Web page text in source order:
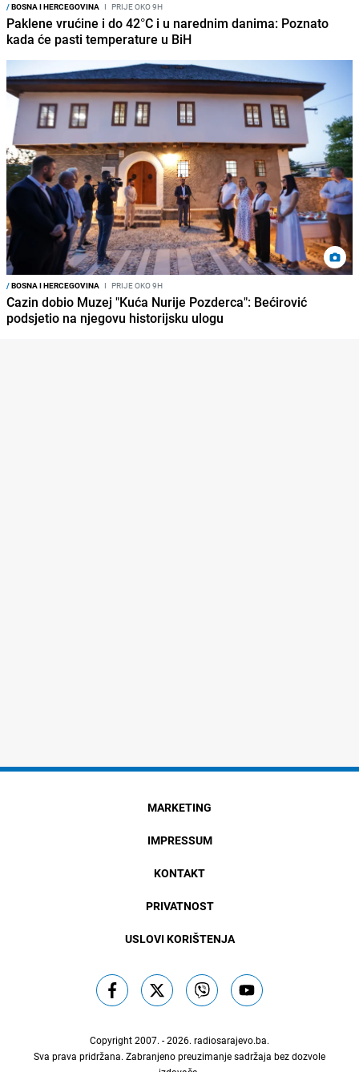
/BOSNA I HERCEGOVINA I PRIJE OKO 9H
Paklene vrućine i do 42°C i u narednim danima: Poznato
kada će pasti temperature u BiH
/BOSNA I HERCEGOVINA I PRIJE OKO 9H
Cazin dobio Muzej "Kuća Nurije Pozderca": Bećirović
podsjetio na njegovu historijsku ulogu
MARKETING
IMPRESSUM
KONTAKT
PRIVATNOST
USLOVI KORIŠTENJA
Copyright 2007. - 2026. radiosarajevo.ba.
Sva prava pridržana. Zabranjeno preuzimanje sadržaja bez dozvole